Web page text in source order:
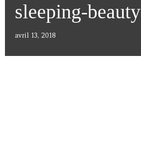
sleeping-beauty
avril 13, 2018